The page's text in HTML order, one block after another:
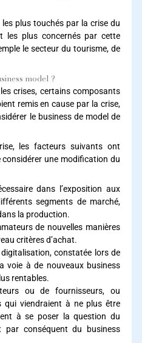
plus touchés par la crise du
les plus concernés par cette
le secteur du tourisme, de
model ?
crises, certains composants
remis en cause par la crise,
le business de model de
les facteurs suivants ont
une modification du
dans l’exposition aux
segments de marché,
la production.
de nouvelles manières
critères d’achat.
constatée lors de
voie à de nouveaux business
rentables.
ou de fournisseurs, ou
qui viendraient à ne plus être
à se poser la question du
par conséquent du business